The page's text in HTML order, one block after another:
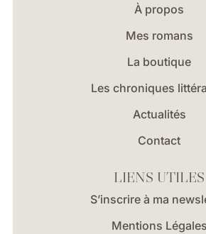
À propos
Mes romans
La boutique
Les chroniques
Actualités
Contact
LIENS UTILES
S’inscrire à ma
Mentions Légales